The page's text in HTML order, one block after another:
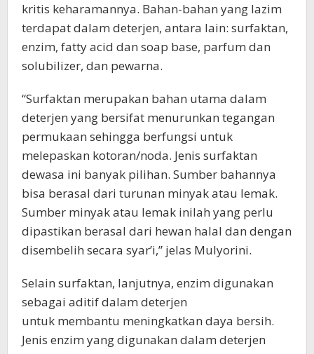
kritis keharamannya. Bahan-bahan yang lazim
terdapat dalam deterjen, antara lain: surfaktan,
enzim, fatty acid dan soap base, parfum dan
solubilizer, dan pewarna.
“Surfaktan merupakan bahan utama dalam
deterjen yang bersifat menurunkan tegangan
permukaan sehingga berfungsi untuk
melepaskan kotoran/noda. Jenis surfaktan
dewasa ini banyak pilihan. Sumber bahannya
bisa berasal dari turunan minyak atau lemak.
Sumber minyak atau lemak inilah yang perlu
dipastikan berasal dari hewan halal dan dengan
disembelih secara syar’i,” jelas Mulyorini.
Selain surfaktan, lanjutnya, enzim digunakan
sebagai aditif dalam deterjen
untuk membantu meningkatkan daya bersih.
Jenis enzim yang digunakan dalam deterjen